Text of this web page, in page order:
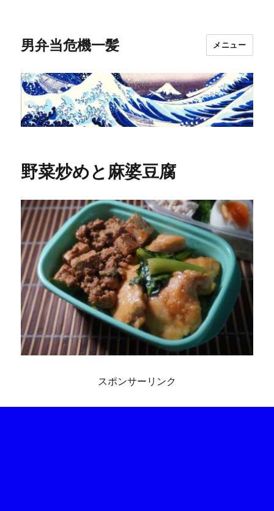
男弁当危機一髪 メニュー
野菜炒めと麻婆豆腐
スポンサーリンク